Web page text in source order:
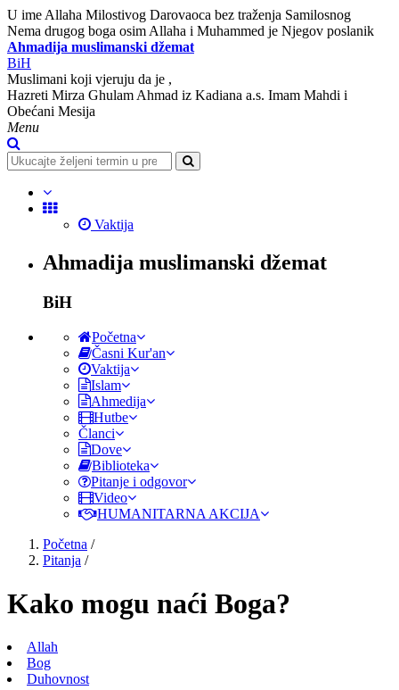
U ime Allaha Milostivog Darovaoca bez traženja Samilosnog
Nema drugog boga osim Allaha i Muhammed je Njegov poslanik
Ahmadija muslimanski džemat
BiH
Muslimani koji vjeruju da je ,
Hazreti Mirza Ghulam Ahmad iz Kadiana a.s. Imam Mahdi i
Obećani Mesija
Menu
Vaktija
Ahmadija muslimanski džemat
BiH
Početna
Časni Kur'an
Vaktija
Islam
Ahmedija
Hutbe
Članci
Dove
Biblioteka
Pitanje i odgovor
Video
HUMANITARNA AKCIJA
Početna /
Pitanja /
Kako mogu naći Boga?
Allah
Bog
Duhovnost